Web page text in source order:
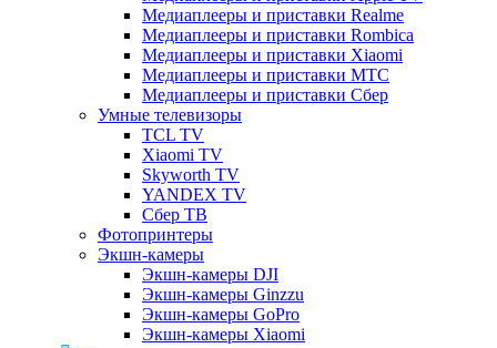
Медиаплееры и приставки Realme
Медиаплееры и приставки Rombica
Медиаплееры и приставки Xiaomi
Медиаплееры и приставки МТС
Медиаплееры и приставки Сбер
Умные телевизоры
TCL TV
Xiaomi TV
Skyworth TV
YANDEX TV
Сбер ТВ
Фотопринтеры
Экшн-камеры
Экшн-камеры DJI
Экшн-камеры Ginzzu
Экшн-камеры GoPro
Экшн-камеры Xiaomi